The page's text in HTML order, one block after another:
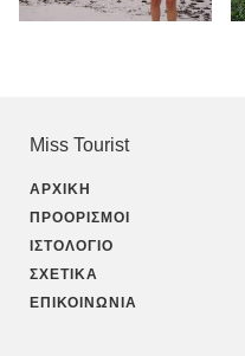
Miss Tourist
ΑΡΧΙΚΉ
ΠΡΟΟΡΙΣΜΟΊ
ΙΣΤΟΛΌΓΙΟ
ΣΧΕΤΙΚΆ
ΕΠΙΚΟΙΝΩΝΊΑ